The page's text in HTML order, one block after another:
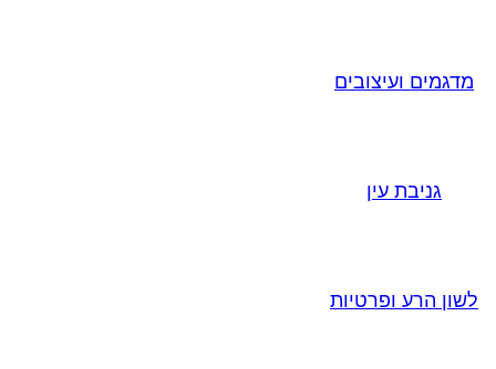
מדגמים ועיצובים
גניבת עין
לשון הרע ופרטיות